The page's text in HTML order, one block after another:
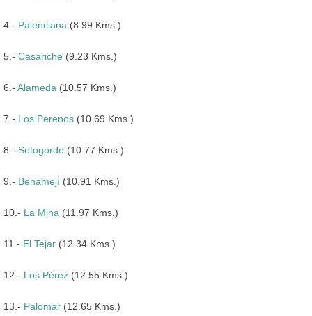
4.- Palenciana (8.99 Kms.)
5.- Casariche (9.23 Kms.)
6.- Alameda (10.57 Kms.)
7.- Los Perenos (10.69 Kms.)
8.- Sotogordo (10.77 Kms.)
9.- Benamejí (10.91 Kms.)
10.- La Mina (11.97 Kms.)
11.- El Tejar (12.34 Kms.)
12.- Los Pérez (12.55 Kms.)
13.- Palomar (12.65 Kms.)